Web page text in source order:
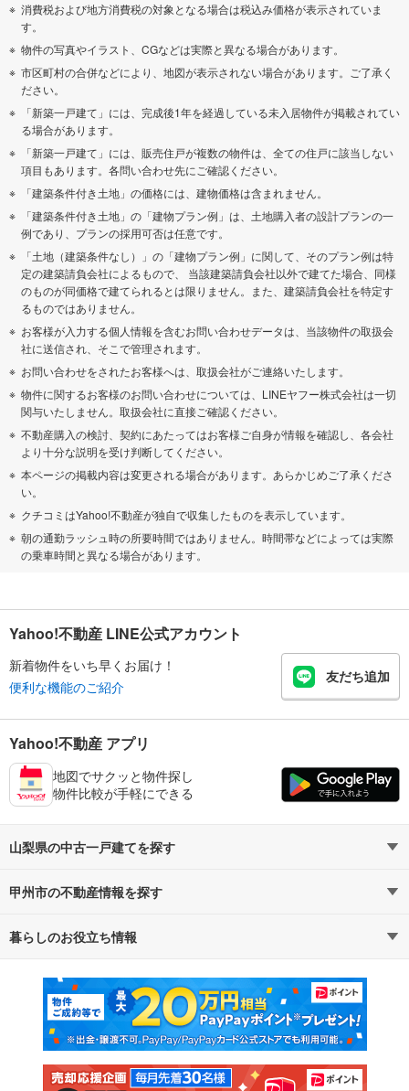
消費税および地方消費税の対象となる場合は税込み価格が表示されていま
す。
物件の写真やイラスト、CGなどは実際と異なる場合があります。
市区町村の合併などにより、地図が表示されない場合があります。ご了承く
ださい。
「新築一戸建て」には、完成後1年を経過している未入居物件が掲載されてい
る場合があります。
「新築一戸建て」には、販売住戸が複数の物件は、全ての住戸に該当しない
項目もあります。各問い合わせ先にご確認ください。
「建築条件付き土地」の価格には、建物価格は含まれません。
「建築条件付き土地」の「建物プラン例」は、土地購入者の設計プランの一
例であり、プランの採用可否は任意です。
「土地（建築条件なし）」の「建物プラン例」に関して、そのプラン例は特
定の建築請負会社によるもので、 当該建築請負会社以外で建てた場合、同様
のものが同価格で建てられるとは限りません。また、建築請負会社を特定す
るものではありません。
お客様が入力する個人情報を含むお問い合わせデータは、当該物件の取扱会
社に送信され、そこで管理されます。
お問い合わせをされたお客様へは、取扱会社がご連絡いたします。
物件に関するお客様のお問い合わせについては、LINEヤフー株式会社は一切
関与いたしません。取扱会社に直接ご確認ください。
不動産購入の検討、契約にあたってはお客様ご自身が情報を確認し、各会社
より十分な説明を受け判断してください。
本ページの掲載内容は変更される場合があります。あらかじめご了承くださ
い。
クチコミはYahoo!不動産が独自で収集したものを表示しています。
朝の通勤ラッシュ時の所要時間ではありません。時間帯などによっては実際
の乗車時間と異なる場合があります。
Yahoo!不動産 LINE公式アカウント
新着物件をいち早くお届け！
便利な機能のご紹介
友だち追加
Yahoo!不動産 アプリ
地図でサクッと物件探し
物件比較が手軽にできる
山梨県の中古一戸建てを探す
路線・駅から探す
通勤・通学時間から探す
甲州市の不動産情報を探す
不動産・住宅
新築マンション 中古マンション
新築一戸建て 中古一戸建て
注文住宅 土地
暮らしのお役立ち情報
マンションカタログ 教えて！住まいの先生